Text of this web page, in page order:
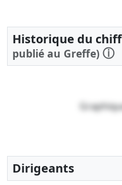
Historique du
publié au Greffe) ⓘ
Dirigeants